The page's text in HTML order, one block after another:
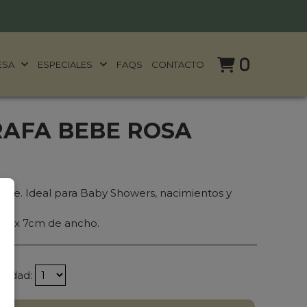
ESPECIALES FAQS CONTACTO 0
BEBE ROSA
Ideal para Baby Showers, nacimientos y
x 7cm de ancho.